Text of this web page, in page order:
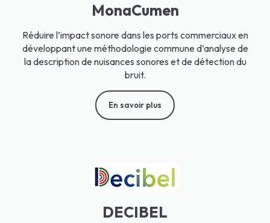
MonaCumen
Réduire l’impact sonore dans les ports commerciaux en
développant une méthodologie commune d’analyse de
la description de nuisances sonores et de détection du
bruit.
En savoir plus
DECIBEL